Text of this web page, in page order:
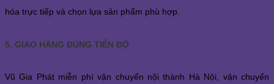
hóa trực tiếp và chọn lựa sản phẩm phù hợp.
5. GIAO HÀNG ĐÚNG TIẾN ĐỘ
Vũ Gia Phát miễn phí vận chuyển nội thành Hà Nội, vận chuyển